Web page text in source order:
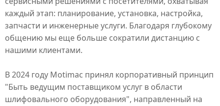
каждый этап: планирование, установка, настройка,
запчасти и инженерные услуги. Благодаря глубокому
общению мы еще больше сократили дистанцию с
нашими клиентами.
В 2024 году Motimac принял корпоративный принцип
"Быть ведущим поставщиком услуг в области
шлифовального оборудования", направленный на